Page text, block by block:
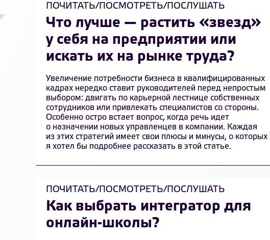
ПОЧИТАТЬ/ПОСМОТРЕТЬ/ПОСЛУШАТЬ
Что лучше — растить «звезд»
у себя на предприятии или
искать их на рынке труда?
Увеличение потребности бизнеса в квалифицированных
кадрах нередко ставит руководителей перед непростым
выбором: двигать по карьерной лестнице собственных
сотрудников или привлекать специалистов со стороны.
Особенно остро встает вопрос, когда речь идет
о назначении новых управленцев в компании. Каждая
из этих стратегий имеет свои плюсы и минусы, о которых
я хотел бы подробнее рассказать в этой статье.
ПОЧИТАТЬ/ПОСМОТРЕТЬ/ПОСЛУШАТЬ
Как выбрать интегратор для
онлайн-школы?